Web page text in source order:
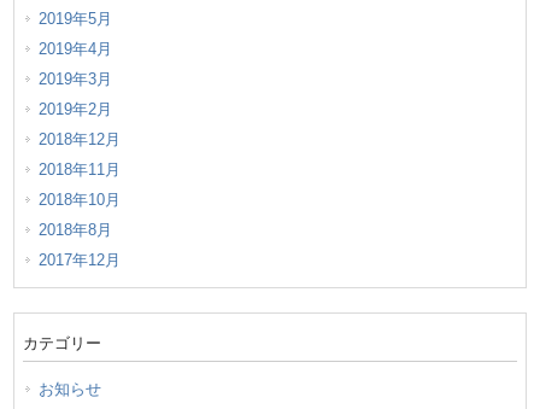
2019年5月
2019年4月
2019年3月
2019年2月
2018年12月
2018年11月
2018年10月
2018年8月
2017年12月
カテゴリー
お知らせ